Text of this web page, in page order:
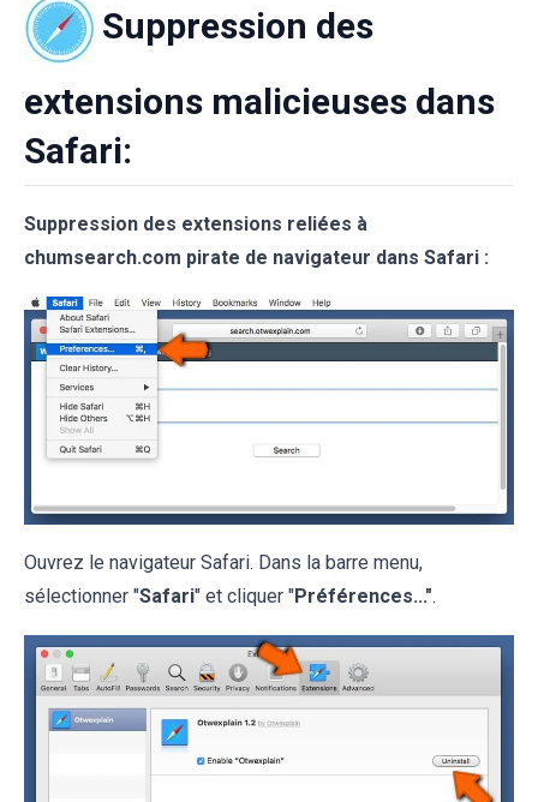
Suppression des
extensions malicieuses dans
Safari:
Suppression des extensions reliées à
chumsearch.com pirate de navigateur dans Safari :
Ouvrez le navigateur Safari. Dans la barre menu,
sélectionner "Safari" et cliquer "Préférences...".